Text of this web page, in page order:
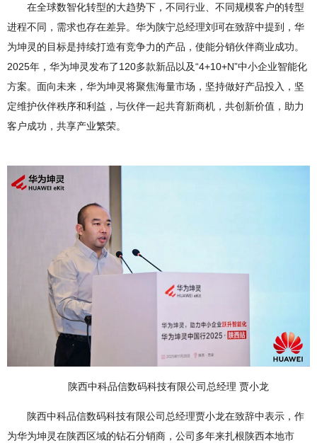
在全球数智化转型的大趋势下，不同行业、不同规模客户的转型
进程不同，需求也存在差异。华为陕宁总经理刘珂在致辞中提到，华
为坤灵的目标是持续打造有竞争力的产品，使能分销伙伴商业成功。
2025年，华为坤灵发布了120多款新品以及“4+10+N”中小企业智能化
方案。面向未来，华为坤灵将聚焦海量市场，坚持做好产品投入，坚
定维护伙伴秩序和利益，与伙伴一起共育新商机，共创新价值，助力
客户成功，共享产业繁荣。
陕西中科品信数码科技有限公司总经理 贾小龙
陕西中科品信数码科技有限公司总经理贾小龙在致辞中表示，作
为华为坤灵在陕西区域的钻石分销商，公司多年来扎根陕西本地市